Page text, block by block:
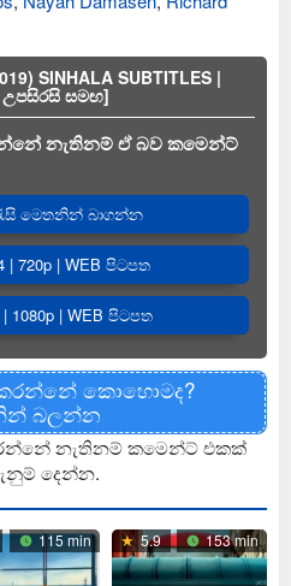
SINHALA SUBTITLES |
සමඟ]
නැතිනම් ඒ බව කමෙන්ට්
මෙතනින් බාගන්න
| 720p | WEB පිටපත
| 1080p | WEB පිටපත
කොහොමද?
බලන්න
නැතිනම් කමෙන්ට් එකක්
දෙන්න.
115 min 5.9 153 min